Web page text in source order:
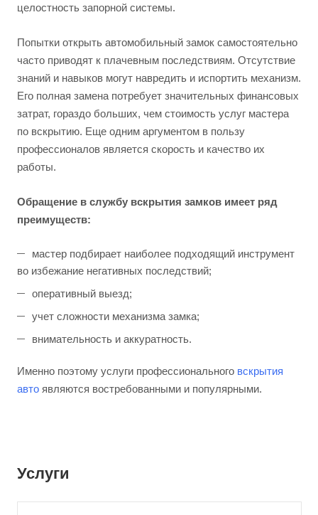
целостность запорной системы.
Попытки открыть автомобильный замок самостоятельно
часто приводят к плачевным последствиям. Отсутствие
знаний и навыков могут навредить и испортить механизм.
Его полная замена потребует значительных финансовых
затрат, гораздо больших, чем стоимость услуг мастера
по вскрытию. Еще одним аргументом в пользу
профессионалов является скорость и качество их
работы.
Обращение в службу вскрытия замков имеет ряд
преимуществ:
мастер подбирает наиболее подходящий инструмент
во избежание негативных последствий;
оперативный выезд;
учет сложности механизма замка;
внимательность и аккуратность.
Именно поэтому услуги профессионального вскрытия
авто являются востребованными и популярными.
Услуги